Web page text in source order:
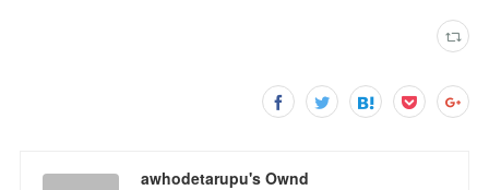
awhodetarupu's Ownd